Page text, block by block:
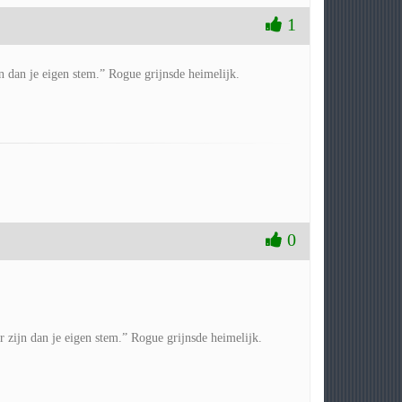
1
je eigen stem.” Rogue grijnsde heimelijk.
0
dan je eigen stem.” Rogue grijnsde heimelijk.